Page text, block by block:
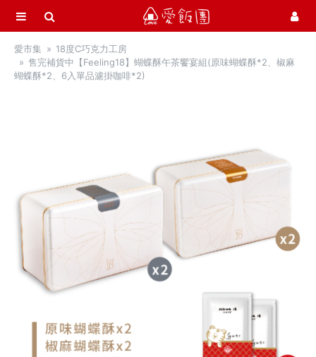
選單
首頁
活力早餐
營養補給站
吃零食
愛甜點
阿洸師傅的堂本麵包店
Francis旋轉木馬點心坊
福灣巧克力
愛市集
18度C巧克力工房
售完補貨中【Feeling18】蝴蝶酥午茶饗宴組(原味蝴蝶酥*2、椒麻
蝴蝶酥*2、6入單品濾掛咖啡*2)